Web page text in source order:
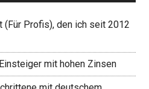
(Für Profis), den ich seit 2012
mit hohen Zinsen